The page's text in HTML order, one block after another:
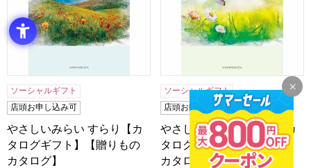
ソーシャルギフト
店頭お申し込み可
やさしいみらい すらり【カ
タログギフト】【贈りもの
カタログ】
ソーシャルギフト
店頭お申し込み可
やさしいみらい さらり【カ
タログギフト】【贈りもの
カタログ】